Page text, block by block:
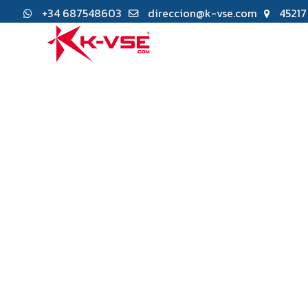
+34 687548603 direccion@k-vse.com